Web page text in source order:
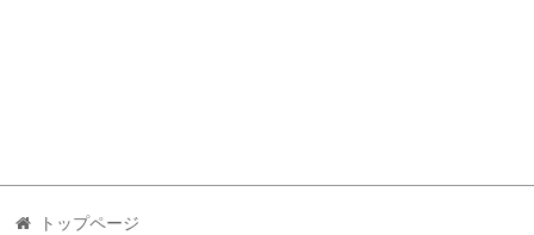
トップページ